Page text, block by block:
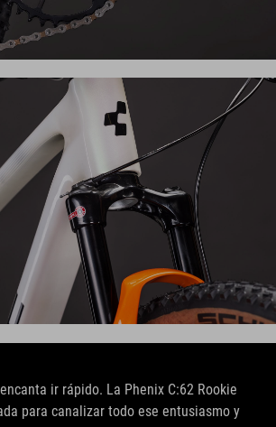
ir rápido. La Phenix C:62 Rookie
para canalizar todo ese entusiasmo y